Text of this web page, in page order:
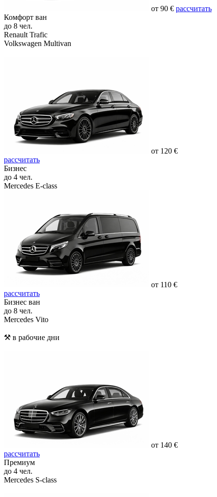
от 90 € рассчитать
Комфорт ван
до 8 чел.
Renault Trafic
Volkswagen Multivan
от 120 €
рассчитать
Бизнес
до 4 чел.
Mercedes E-class
от 110 €
рассчитать
Бизнес ван
до 8 чел.
Mercedes Vito
⚒️ в рабочие дни
от 140 €
рассчитать
Премиум
до 4 чел.
Mercedes S-class